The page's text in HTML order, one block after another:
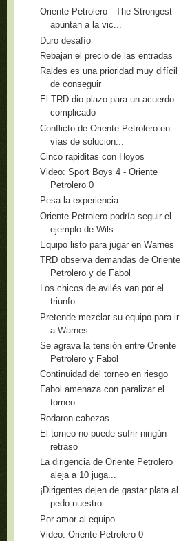
Oriente Petrolero - The Strongest
apuntan a la vic...
Duro desafío
Rebajan el precio de las entradas
Raldes es una prioridad muy difícil
de conseguir
El TRD dio plazo para un acuerdo
complicado
Conflicto de Oriente Petrolero en
vías de solucion...
Cinco rapiditas con Hoyos
Video: Sport Boys 4 - Oriente
Petrolero 0
Pesa la experiencia
Oriente Petrolero podría seguir el
ejemplo de Wils...
Equipo listo para jugar en Warnes
TRD observa demandas de Oriente
Petrolero y de Fabol
Los chicos de avilés van por el
triunfo
Pretende mezclar su equipo para ir
a Warnes
Se agrava la tensión entre Oriente
Petrolero y Fabol
Continuidad del torneo en riesgo
Fabol amenaza con paralizar el
torneo
Rodaron cabezas
El torneo no puede sufrir ningún
retraso
La dirigencia de Oriente Petrolero
aleja a 10 juga...
¡Dirigentes dejen de gastar plata al
pedo nuestro ...
Por amor al equipo
Video: Oriente Petrolero 0 -